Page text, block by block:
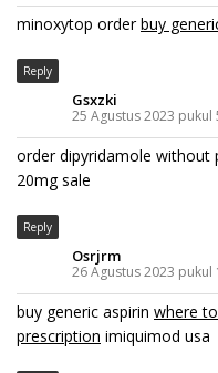
minoxytop orderbuy
Reply
Gsxzki
25 Agustus 2023 pukul
order dipyridamole without
20mg sale
Reply
Osrjrm
26 Agustus 2023 pukul
buy generic aspirin where
prescription imiquimod usa